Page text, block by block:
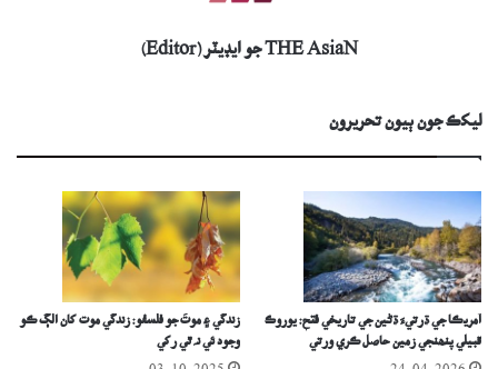
THE AsiaN جو ايڊيٽر (Editor)
ليکڪ جون ٻيون تحريرون
آمريڪا جي ڌرتيءَ ڌڻين جي تاريخي فتح: يوروڪ
قبيلي پنھنجي زمين حاصل ڪري ورتي
زندگي ۽ موتَ جو فلسفو: زندگي موت کان الڳ ڪو
وجود ئي نہ ٿي رکي